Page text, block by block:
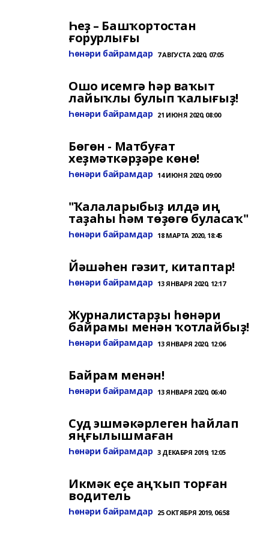
Һеҙ – Башҡортостан
ғорурлығы
Һөнәри байрамдар 7 АВГУСТА 2020, 07:05
Ошо исемгә һәр ваҡыт
лайыҡлы булып ҡалығыҙ!
Һөнәри байрамдар 21 ИЮНЯ 2020, 08:00
Бөгөн - Матбуғат
хеҙмәткәрҙәре көнө!
Һөнәри байрамдар 14 ИЮНЯ 2020, 09:00
"Ҡалаларыбыҙ илдә иң
таҙаһы һәм төҙөгө буласаҡ"
Һөнәри байрамдар 18 МАРТА 2020, 18:45
Йәшәһен гәзит, китаптар!
Һөнәри байрамдар 13 ЯНВАРЯ 2020, 12:17
Журналистарҙы һөнәри
байрамы менән ҡотлайбыҙ!
Һөнәри байрамдар 13 ЯНВАРЯ 2020, 12:06
Байрам менән!
Һөнәри байрамдар 13 ЯНВАРЯ 2020, 06:40
Суд эшмәкәрлеген һайлап
яңғылышмаған
Һөнәри байрамдар 3 ДЕКАБРЯ 2019, 12:05
Икмәк еҫе аңҡып торған
водитель
Һөнәри байрамдар 25 ОКТЯБРЯ 2019, 06:58